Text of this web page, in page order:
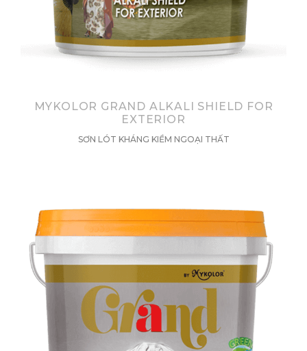
MYKOLOR GRAND ALKALI SHIELD FOR
EXTERIOR
SƠN LÓT KHÁNG KIỀM NGOẠI THẤT